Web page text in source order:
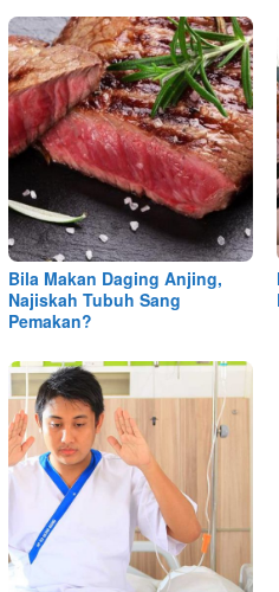
Bila Makan Daging Anjing,
Najiskah Tubuh Sang
Pemakan?